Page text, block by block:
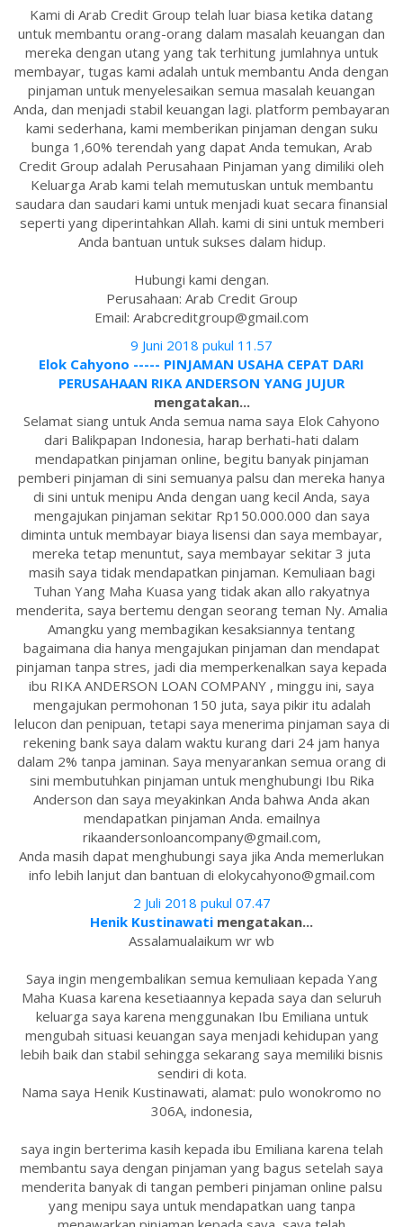
Kami di Arab Credit Group telah luar biasa ketika datang
untuk membantu orang-orang dalam masalah keuangan dan
mereka dengan utang yang tak terhitung jumlahnya untuk
membayar, tugas kami adalah untuk membantu Anda dengan
pinjaman untuk menyelesaikan semua masalah keuangan
Anda, dan menjadi stabil keuangan lagi. platform pembayaran
kami sederhana, kami memberikan pinjaman dengan suku
bunga 1,60% terendah yang dapat Anda temukan, Arab
Credit Group adalah Perusahaan Pinjaman yang dimiliki oleh
Keluarga Arab kami telah memutuskan untuk membantu
saudara dan saudari kami untuk menjadi kuat secara finansial
seperti yang diperintahkan Allah. kami di sini untuk memberi
Anda bantuan untuk sukses dalam hidup.
Hubungi kami dengan.
Perusahaan: Arab Credit Group
Email: Arabcreditgroup@gmail.com
9 Juni 2018 pukul 11.57
Elok Cahyono ----- PINJAMAN USAHA CEPAT DARI
PERUSAHAAN RIKA ANDERSON YANG JUJUR
mengatakan...
Selamat siang untuk Anda semua nama saya Elok Cahyono
dari Balikpapan Indonesia, harap berhati-hati dalam
mendapatkan pinjaman online, begitu banyak pinjaman
pemberi pinjaman di sini semuanya palsu dan mereka hanya
di sini untuk menipu Anda dengan uang kecil Anda, saya
mengajukan pinjaman sekitar Rp150.000.000 dan saya
diminta untuk membayar biaya lisensi dan saya membayar,
mereka tetap menuntut, saya membayar sekitar 3 juta
masih saya tidak mendapatkan pinjaman. Kemuliaan bagi
Tuhan Yang Maha Kuasa yang tidak akan allo rakyatnya
menderita, saya bertemu dengan seorang teman Ny. Amalia
Amangku yang membagikan kesaksiannya tentang
bagaimana dia hanya mengajukan pinjaman dan mendapat
pinjaman tanpa stres, jadi dia memperkenalkan saya kepada
ibu RIKA ANDERSON LOAN COMPANY , minggu ini, saya
mengajukan permohonan 150 juta, saya pikir itu adalah
lelucon dan penipuan, tetapi saya menerima pinjaman saya di
rekening bank saya dalam waktu kurang dari 24 jam hanya
dalam 2% tanpa jaminan. Saya menyarankan semua orang di
sini membutuhkan pinjaman untuk menghubungi Ibu Rika
Anderson dan saya meyakinkan Anda bahwa Anda akan
mendapatkan pinjaman Anda. emailnya
rikaandersonloancompany@gmail.com,
Anda masih dapat menghubungi saya jika Anda memerlukan
info lebih lanjut dan bantuan di elokycahyono@gmail.com
2 Juli 2018 pukul 07.47
Henik Kustinawati mengatakan...
Assalamualaikum wr wb
Saya ingin mengembalikan semua kemuliaan kepada Yang
Maha Kuasa karena kesetiaannya kepada saya dan seluruh
keluarga saya karena menggunakan Ibu Emiliana untuk
mengubah situasi keuangan saya menjadi kehidupan yang
lebih baik dan stabil sehingga sekarang saya memiliki bisnis
sendiri di kota.
Nama saya Henik Kustinawati, alamat: pulo wonokromo no
306A, indonesia,
saya ingin berterima kasih kepada ibu Emiliana karena telah
membantu saya dengan pinjaman yang bagus setelah saya
menderita banyak di tangan pemberi pinjaman online palsu
yang menipu saya untuk mendapatkan uang tanpa